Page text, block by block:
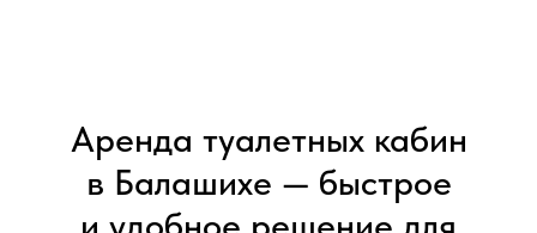
Аренда туалетных кабин
в Балашихе — быстрое
Дачи и загородные участки